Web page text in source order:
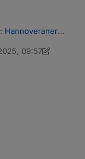
Hannoveraner
- hängt (auch)
Ich würde
Üstra Hannover
sein.
09:57